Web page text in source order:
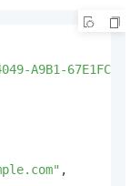
A9B1-
,